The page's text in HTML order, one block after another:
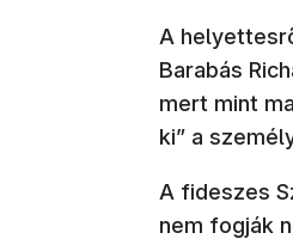
A
Barabás
mert mint
ki” a
A fideszes
nem fogják